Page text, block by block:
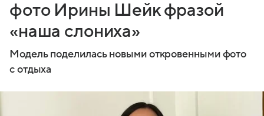
фото Ирины Шейк фразой
«наша слониха»
Модель поделилась новыми откровенными фото
с отдыха